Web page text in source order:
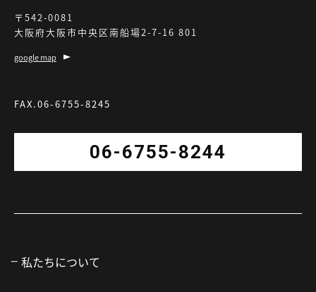
〒542-0081
大阪府大阪市中央区南船場2-7-16 801
google map
FAX.06-6755-8245
06-6755-8244
私たちについて